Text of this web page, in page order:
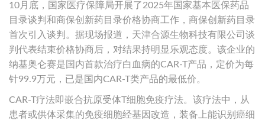
10月底，国家医疗保障局开展了2025年国家基本医保药品
目录谈判和商保创新药目录价格协商工作，商保创新药目录
首次引入谈判。据现场报道，天津合源生物科技有限公司谈
判代表结束价格协商后，对结果持明显乐观态度。该企业的
纳基奥仑赛是国内首款治疗白血病的CAR-T产品，定价为每
针99.9万元，已是国内CAR-T类产品的最低价。
CAR-T疗法即嵌合抗原受体T细胞免疫疗法。该疗法中，从
患者或供体采集的免疫细胞经基因改造，装备上能识别癌细